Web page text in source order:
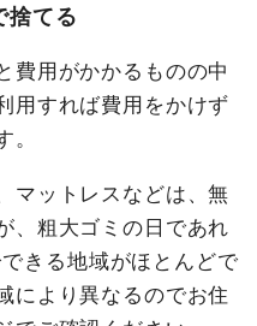
捨てる
費用がかかるものの中
用すれば費用をかけず
。
マットレスなどは、無
、粗大ゴミの日であれ
きる地域がほとんどで
により異なるのでお住